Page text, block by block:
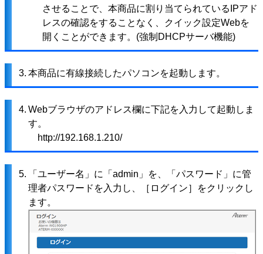
させることで、本商品に割り当てられているIPアド
レスの確認をすることなく、クイック設定Webを
開くことができます。(強制DHCPサーバ機能)
3. 本商品に有線接続したパソコンを起動します。
4. Webブラウザのアドレス欄に下記を入力して起動しま
す。
http://192.168.1.210/
5.
「ユーザー名」に「admin」を、「パスワード」に管
理者パスワードを入力し、［ログイン］をクリックし
ます。